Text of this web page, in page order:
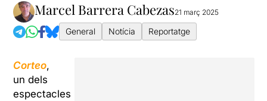
Marcel Barrera Cabezas21 març 2025
General Notícia Reportatge
Corteo,
un dels
espectacles